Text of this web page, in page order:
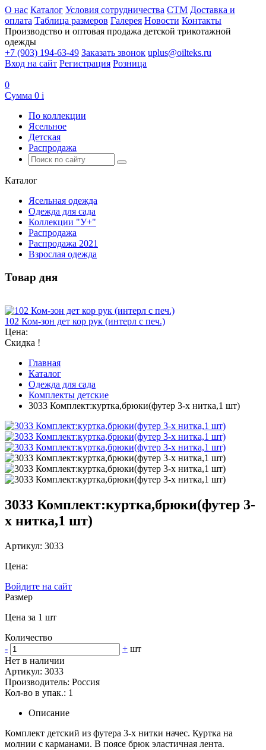
О нас Каталог Условия сотрудничества CTM Доставка и
оплата Таблица размеров Галерея Новости Контакты
Производство и оптовая продажа детской трикотажной
одежды
+7 (903) 194-63-49 Заказать звонок uplus@oilteks.ru
Вход на сайт Регистрация Розница
0
Сумма 0 i
По коллекции
Ясельное
Детская
Распродажа
Каталог
Ясельная одежда
Одежда для сада
Коллекции "У+"
Распродажа
Распродажа 2021
Взрослая одежда
Товар дня
102 Ком-зон дет кор рук (интерл с печ.)
Цена:
Скидка !
Главная
Каталог
Одежда для сада
Комплекты детские
3033 Комплект:куртка,брюки(футер 3-х нитка,1 шт)
3033 Комплект:куртка,брюки(футер 3-
х нитка,1 шт)
Артикул: 3033
Цена:
Войдите на сайт
Размер
Цена за 1 шт
Количество
-
+ шт
Нет в наличии
Артикул: 3033
Производитель: Россия
Кол-во в упак.: 1
Описание
Комплект детский из футера 3-х нитки начес. Куртка на
молнии с карманами. В поясе брюк эластичная лента.